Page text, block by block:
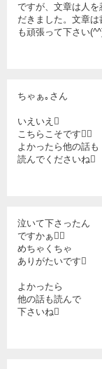
ですが、文章は人
だきました。文章
も頑張って下さい
ちゃぁ｡さん
いえいえ
こちらこそです
よかったら他の話も
読んでくださいね
泣いて下さったん
ですかぁ
めちゃくちゃ
ありがたいです
よかったら
他の話も読んで
下さいね